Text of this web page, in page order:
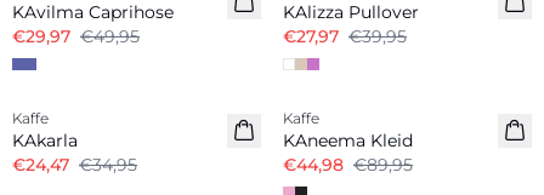
KAvilma Caprihose
€29,97 €49,95
KAlizza Pullover
€27,97 €39,95
-30%
Kaffe
KAkarla
€24,47 €34,95
-50%
Kaffe
KAneema Kleid
€44,98 €89,95